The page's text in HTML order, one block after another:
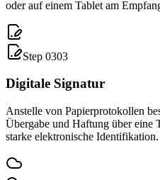
oder auf einem Tablet am
Step 0303
Digitale Signatur
Anstelle von Papierprotokollen
Übergabe und Haftung über eine
starke elektronische Identifikation.